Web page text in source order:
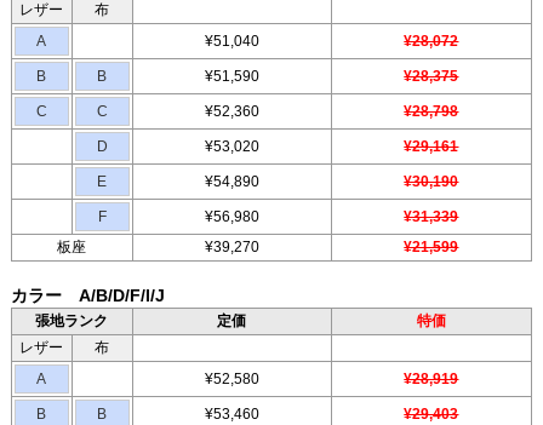
レザー
布
A
¥51,040 ¥28,072
B B ¥51,590 ¥28,375
C C ¥52,360 ¥28,798
D ¥53,020 ¥29,161
E ¥54,890 ¥30,190
F ¥56,980
¥31,339
板座
¥39,270 ¥21,599
カラー A/B/D/F/I/J
張地ランク 定価
特価
レザー
布
A
¥52,580 ¥28,919
B B ¥53,460 ¥29,403